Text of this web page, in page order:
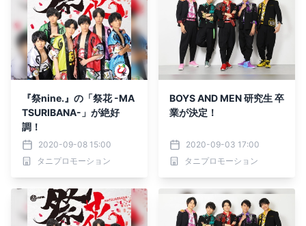
『祭nine.』の「祭花 -MA
TSURIBANA-」が絶好
調！
2020-09-08 15:00
タニプロモーション
BOYS AND MEN 研究生 卒
業が決定！
2020-09-03 17:00
タニプロモーション